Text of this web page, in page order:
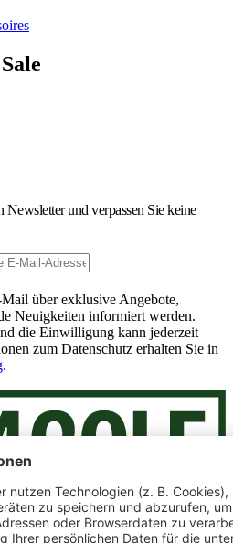
und verpassen Sie keine
über exklusive Angebote,
Neuigkeiten informiert werden.
die Einwilligung kann jederzeit
zum Datenschutz erhalten Sie in
.